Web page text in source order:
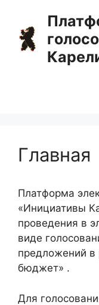
содержимому
Главная
Платформа
«Инициативы
проведения в
виде
предложений в
бюджет» .
Для